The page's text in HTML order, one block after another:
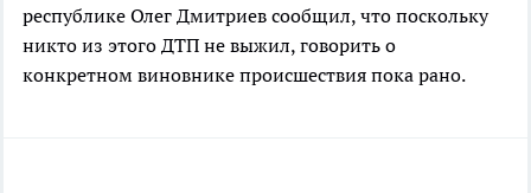
республике Олег Дмитриев сообщил, что поскольку
никто из этого ДТП не выжил, говорить о
конкретном виновнике происшествия пока рано.